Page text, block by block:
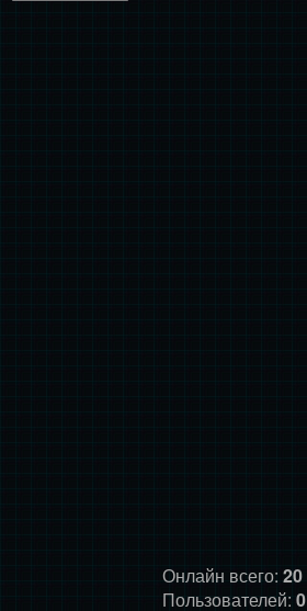
Онлайн всего: 20
Пользователей: 0